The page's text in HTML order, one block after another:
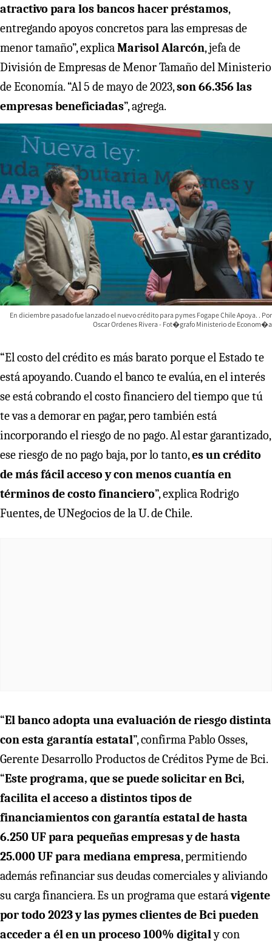
atractivo para los bancos hacer préstamos,
entregando apoyos concretos para las empresas de
menor tamaño”, explicaMarisol Alarcón, jefa de
División de Empresas de Menor Tamaño del Ministerio
de Economía. “Al 5 de mayo de 2023,son 66.356 las
empresas beneficiadas”, agrega.
En diciembre pasado fue lanzado el nuevo crédito para pymes Fogape Chile Apoya.
Oscar Ordenes Rivera - Fot�grafo Ministerio de Econom�a
“El costo del crédito es más barato porque el Estado te
está apoyando. Cuando el banco te evalúa, en el interés
se está cobrando el costo financiero del tiempo que tú
te vas a demorar en pagar, pero también está
incorporando el riesgo de no pago. Al estar garantizado,
ese riesgo de no pago baja, por lo tanto,es un crédito
de más fácil acceso y con menos cuantía en
términos de costo financiero”, explica Rodrigo
Fuentes, de UNegocios de la U. de Chile.
“El banco adopta una evaluación de riesgo distinta
con esta garantía estatal”, confirma Pablo Osses,
Gerente Desarrollo Productos de Créditos Pyme de Bci.
“Este programa, que se puede solicitar en Bci,
facilita el acceso a distintos tipos de
financiamientos con garantía estatal de hasta
6.250 UF para pequeñas empresas y de hasta
25.000 UF para mediana empresa, permitiendo
además refinanciar sus deudas comerciales y aliviando
su carga financiera. Es un programa que estarávigente
por todo 2023 y las pymes clientes de Bci pueden
acceder a él en un proceso 100% digitaly con